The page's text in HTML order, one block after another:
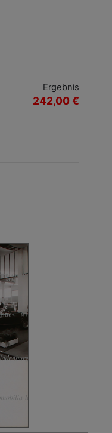
Ergebnis
242,00 €